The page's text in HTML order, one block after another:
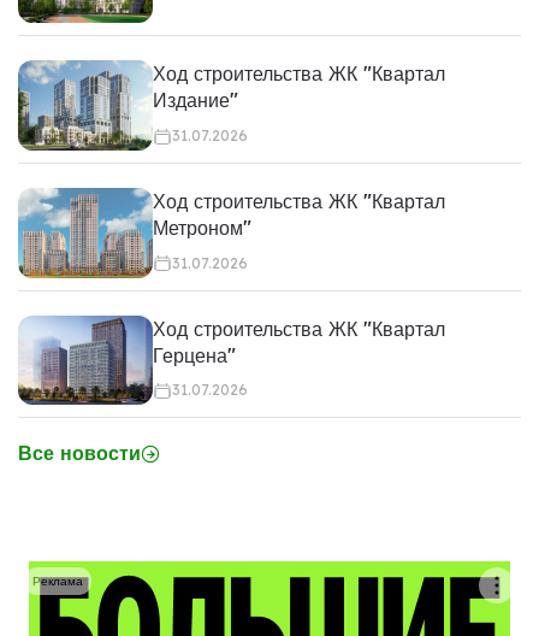
Ход строительства ЖК "Квартал
Издание"
31.07.2026
Ход строительства ЖК "Квартал
Метроном"
31.07.2026
Ход строительства ЖК "Квартал
Герцена"
31.07.2026
Все новости
Реклама